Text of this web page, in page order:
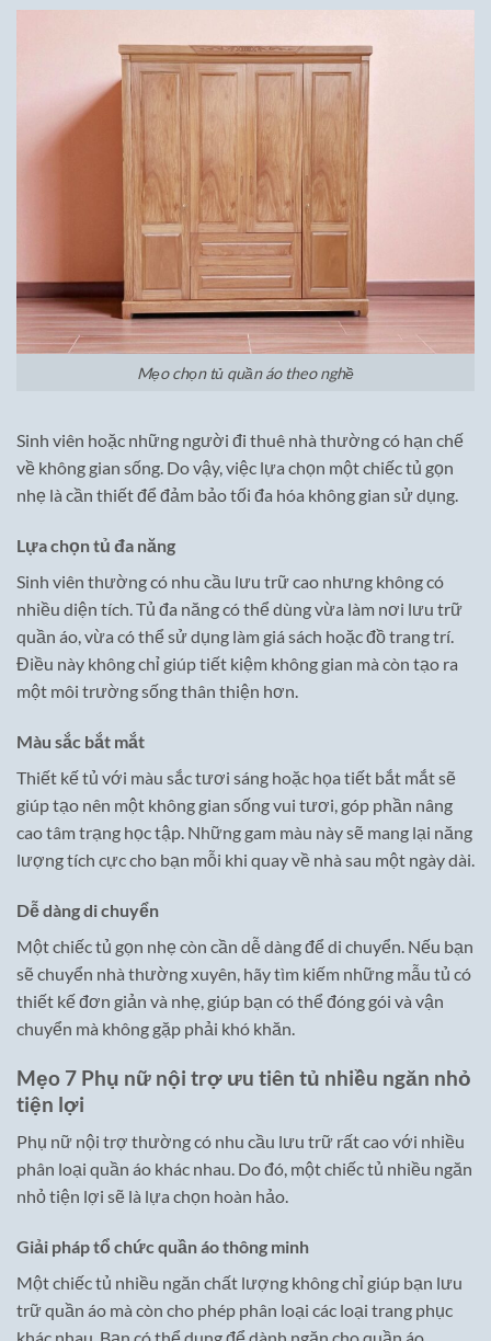
Mẹo chọn tủ quần áo theo nghề
Sinh viên hoặc những người đi thuê nhà thường có hạn chế
về không gian sống. Do vậy, việc lựa chọn một chiếc tủ gọn
nhẹ là cần thiết để đảm bảo tối đa hóa không gian sử dụng.
Lựa chọn tủ đa năng
Sinh viên thường có nhu cầu lưu trữ cao nhưng không có
nhiều diện tích. Tủ đa năng có thể dùng vừa làm nơi lưu trữ
quần áo, vừa có thể sử dụng làm giá sách hoặc đồ trang trí.
Điều này không chỉ giúp tiết kiệm không gian mà còn tạo ra
một môi trường sống thân thiện hơn.
Màu sắc bắt mắt
Thiết kế tủ với màu sắc tươi sáng hoặc họa tiết bắt mắt sẽ
giúp tạo nên một không gian sống vui tươi, góp phần nâng
cao tâm trạng học tập. Những gam màu này sẽ mang lại năng
lượng tích cực cho bạn mỗi khi quay về nhà sau một ngày dài.
Dễ dàng di chuyển
Một chiếc tủ gọn nhẹ còn cần dễ dàng để di chuyển. Nếu bạn
sẽ chuyển nhà thường xuyên, hãy tìm kiếm những mẫu tủ có
thiết kế đơn giản và nhẹ, giúp bạn có thể đóng gói và vận
chuyển mà không gặp phải khó khăn.
Mẹo 7 Phụ nữ nội trợ ưu tiên tủ nhiều ngăn nhỏ
tiện lợi
Phụ nữ nội trợ thường có nhu cầu lưu trữ rất cao với nhiều
phân loại quần áo khác nhau. Do đó, một chiếc tủ nhiều ngăn
nhỏ tiện lợi sẽ là lựa chọn hoàn hảo.
Giải pháp tổ chức quần áo thông minh
Một chiếc tủ nhiều ngăn chất lượng không chỉ giúp bạn lưu
trữ quần áo mà còn cho phép phân loại các loại trang phục